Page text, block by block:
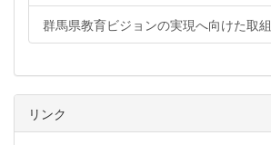
群馬県教育ビジョンの実現へ向けた取組
リンク